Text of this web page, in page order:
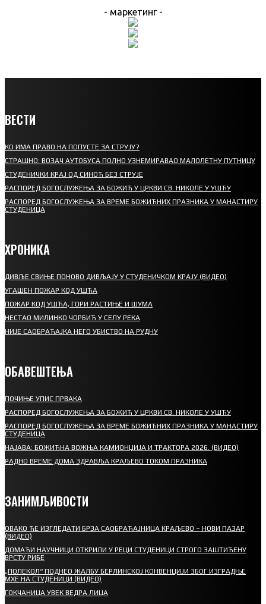
- маркетинг -
ВЕСТИ
КО ИМА ПРАВО НА ПОПУСТЕ ЗА СТРУЈУ?
СТРАШНО: ВОЗАЧ АУТОБУСА ПОЛНО УЗНЕМИРАВАО МАЛОЛЕТНУ ПУТНИЦУ
СТУДЕНИЧКИ КРАЈ ОД СИНОЋ БЕЗ СТРУЈЕ
РАСПОРЕД БОГОСЛУЖЕЊА ЗА БОЖИЋ У ЦРКВИ СВ. НИКОЛЕ У УШЋУ
РАСПОРЕД БОГОСЛУЖЕЊА ЗА ВРЕМЕ БОЖИЋНИХ ПРАЗНИКА У МАНАСТИРУ
СТУДЕНИЦА
ХРОНИКА
ДИВЉЕ СВИЊЕ ПОНОВО ДИВЉАЈУ У СТУДЕНИЧКОМ КРАЈУ (ВИДЕО)
УГАШЕН ПОЖАР КОД УШЋА
ПОЖАР КОД УШЋА, ГОРИ РАСТИЊЕ И ШУМА
НЕСТАО МИЛИНКО ЧОРБИЋ У СЕЛУ РЕКА
НИЈЕ САОБРАЋАЈКА НЕГО УБИСТВО НА РУДНУ
ОБАВЕШТЕЊА
ПОЧИЊЕ УПИС ПРВАКА
РАСПОРЕД БОГОСЛУЖЕЊА ЗА БОЖИЋ У ЦРКВИ СВ. НИКОЛЕ У УШЋУ
РАСПОРЕД БОГОСЛУЖЕЊА ЗА ВРЕМЕ БОЖИЋНИХ ПРАЗНИКА У МАНАСТИРУ
СТУДЕНИЦА
НАЈАВА: БОЖИЋНА ВОЖЊА КАМИОНЏИЈА И ТРАКТОРА 2026. (ВИДЕО)
РАДНО ВРЕМЕ ДОМА ЗДРАВЉА КРАЉЕВО ТОКОМ ПРАЗНИКА
ЗАНИМЉИВОСТИ
ОВАКО ЋЕ ИЗГЛЕДАТИ БРЗА САОБРАЋАЈНИЦА КРАЉЕВО – НОВИ ПАЗАР
(ВИДЕО)
ДОМАЋИ НАУЧНИЦИ ОТКРИЛИ У РЕЦИ СТУДЕНИЦИ СТРОГО ЗАШТИЋЕНУ
ВРСТУ РИБЕ
„ПОЛЕКОЛ“ ПОДНЕО ЖАЛБУ БЕРЛИНСКОЈ КОНВЕНЦИЈИ ЗБОГ ИЗГРАДЊЕ
МХЕ НА СТУДЕНИЦИ (ВИДЕО)
ГОКЧАНИЦА УВЕК ВЕДРА ЛИЦА